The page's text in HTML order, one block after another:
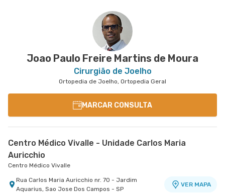
Joao Paulo Freire Martins de Moura
Cirurgião de Joelho
Ortopedia de Joelho, Ortopedia Geral
MARCAR CONSULTA
Centro Médico Vivalle - Unidade Carlos Maria
Auricchio
Centro Médico Vivalle
Rua Carlos Maria Auricchio nr. 70 - Jardim
Aquarius, Sao Jose Dos Campos - SP
VER MAPA